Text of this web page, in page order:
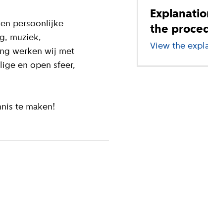
the
View the
persoonlijke
muziek,
werken wij met
en open sfeer,
te maken!